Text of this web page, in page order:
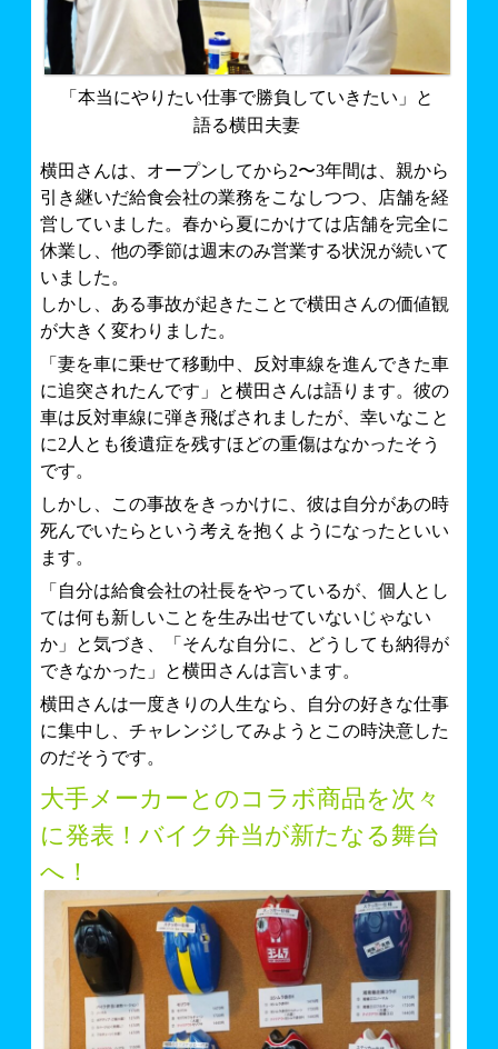
「本当にやりたい仕事で勝負していきたい」と
語る横田夫妻
横田さんは、オープンしてから2〜3年間は、親から
引き継いだ給食会社の業務をこなしつつ、店舗を経
営していました。春から夏にかけては店舗を完全に
休業し、他の季節は週末のみ営業する状況が続いて
いました。
しかし、ある事故が起きたことで横田さんの価値観
が大きく変わりました。
「妻を車に乗せて移動中、反対車線を進んできた車
に追突されたんです」と横田さんは語ります。彼の
車は反対車線に弾き飛ばされましたが、幸いなこと
に2人とも後遺症を残すほどの重傷はなかったそう
です。
しかし、この事故をきっかけに、彼は自分があの時
死んでいたらという考えを抱くようになったといい
ます。
「自分は給食会社の社長をやっているが、個人とし
ては何も新しいことを生み出せていないじゃない
か」と気づき、「そんな自分に、どうしても納得が
できなかった」と横田さんは言います。
横田さんは一度きりの人生なら、自分の好きな仕事
に集中し、チャレンジしてみようとこの時決意した
のだそうです。
大手メーカーとのコラボ商品を次々
に発表！バイク弁当が新たなる舞台
へ！